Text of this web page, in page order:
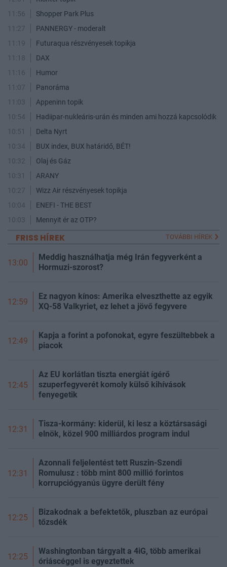
11:56
Shopper Park Plus
11:27
PANNERGY - moderalt
11:19
Futuraqua részvényesek topikja
11:18
DAX
11:16
Humor
11:07
Panoráma
11:03
Appeninn topik
10:54
Hadiipar-nukleáris-urán és minden ami hozzá kapcsolódik
10:51
Delta Nyrt
10:34
BUX index, BUX határidő, BÉT!
10:32
Olaj és Gáz
10:31
ARANY
10:27
Wizz Air részvényesek topikja
10:04
ENEFI - THE BEST
10:03
Mennyit ér az OTP?
FRISS HÍREK TOVÁBBI HÍREK
13:00
Meddig használhatja még Irán fegyverként a
Hormuzi-szorost?
12:59
Ez nagyon kínos: Amerika elveszthette az egyik
XQ-58 Valkyriet, ez lehet a jövő fegyvere
12:49
Kapja a forint a pofonokat, egyre feszültebbek a
piacok
12:45
Az EU korlátlan tiszta energiát ígérő
szuperfegyverét komoly külső kihívások
fenyegetik
12:31
Tisza-kormány: kiderül, ki lesz a köztársasági
elnök, közel 900 milliárdos program indul
12:31
Azonnali feljelentést tett Ruszin-Szendi
Romulusz : több mint 800 millió forintos
korrupciógyanús ügyre derült fény
12:25
Bizakodnak a befektetők, pluszban az európai
tőzsdék
12:25
Washingtonban tárgyalt a 4iG, több amerikai
óriáscéggel is egyeztettek